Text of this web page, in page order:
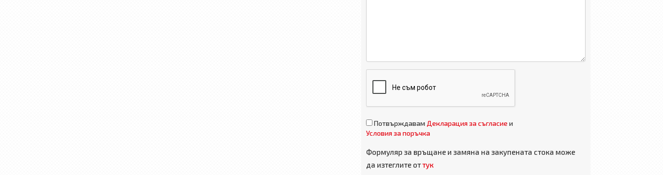
Потвърждавам Декларация за съгласие и
Условия за поръчка
Формуляр за връщане и замяна на закупената стока може
да изтеглите оттук